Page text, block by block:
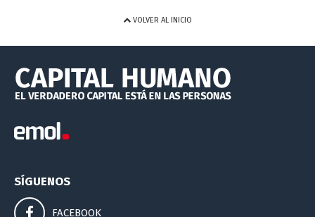
VOLVER AL INICIO
SÍGUENOS
FACEBOOK